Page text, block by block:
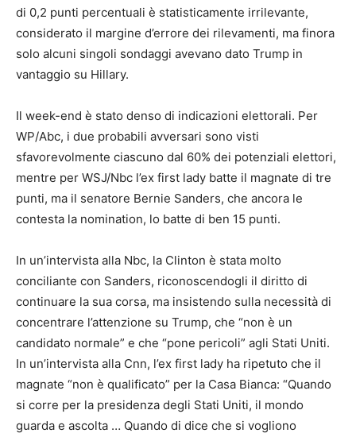
di 0,2 punti percentuali è statisticamente irrilevante,
considerato il margine d’errore dei rilevamenti, ma finora
solo alcuni singoli sondaggi avevano dato Trump in
vantaggio su Hillary.
Il week-end è stato denso di indicazioni elettorali. Per
WP/Abc, i due probabili avversari sono visti
sfavorevolmente ciascuno dal 60% dei potenziali elettori,
mentre per WSJ/Nbc l’ex first lady batte il magnate di tre
punti, ma il senatore Bernie Sanders, che ancora le
contesta la nomination, lo batte di ben 15 punti.
In un’intervista alla Nbc, la Clinton è stata molto
conciliante con Sanders, riconoscendogli il diritto di
continuare la sua corsa, ma insistendo sulla necessità di
concentrare l’attenzione su Trump, che “non è un
candidato normale” e che “pone pericoli” agli Stati Uniti.
In un’intervista alla Cnn, l’ex first lady ha ripetuto che il
magnate “non è qualificato” per la Casa Bianca: “Quando
si corre per la presidenza degli Stati Uniti, il mondo
guarda e ascolta … Quando di dice che si vogliono